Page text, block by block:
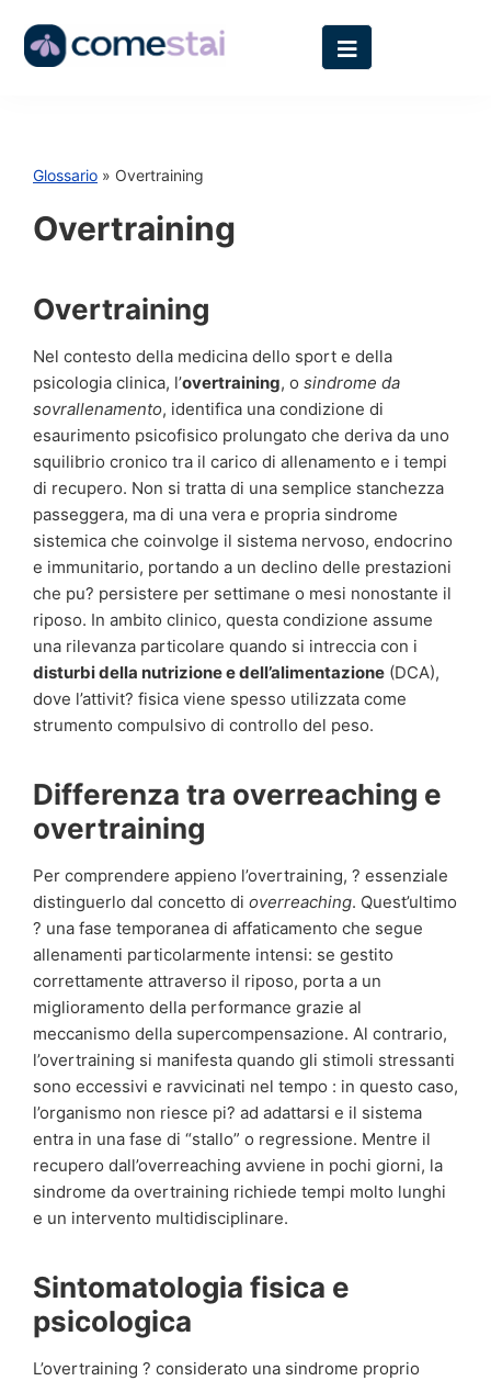
Glossario » Overtraining
Overtraining
Overtraining
Nel contesto della medicina dello sport e della
psicologia clinica, l’overtraining, o sindrome da
sovrallenamento, identifica una condizione di
esaurimento psicofisico prolungato che deriva da uno
squilibrio cronico tra il carico di allenamento e i tempi
di recupero. Non si tratta di una semplice stanchezza
passeggera, ma di una vera e propria sindrome
sistemica che coinvolge il sistema nervoso, endocrino
e immunitario, portando a un declino delle prestazioni
che pu? persistere per settimane o mesi nonostante il
riposo. In ambito clinico, questa condizione assume
una rilevanza particolare quando si intreccia con i
disturbi della nutrizione e dell’alimentazione (DCA),
dove l’attivit? fisica viene spesso utilizzata come
strumento compulsivo di controllo del peso.
Differenza tra overreaching e
overtraining
Per comprendere appieno l’overtraining, ? essenziale
distinguerlo dal concetto di overreaching. Quest’ultimo
? una fase temporanea di affaticamento che segue
allenamenti particolarmente intensi: se gestito
correttamente attraverso il riposo, porta a un
miglioramento della performance grazie al
meccanismo della supercompensazione. Al contrario,
l’overtraining si manifesta quando gli stimoli stressanti
sono eccessivi e ravvicinati nel tempo : in questo caso,
l’organismo non riesce pi? ad adattarsi e il sistema
entra in una fase di “stallo” o regressione. Mentre il
recupero dall’overreaching avviene in pochi giorni, la
sindrome da overtraining richiede tempi molto lunghi
e un intervento multidisciplinare.
Sintomatologia fisica e
psicologica
L’overtraining ? considerato una sindrome proprio